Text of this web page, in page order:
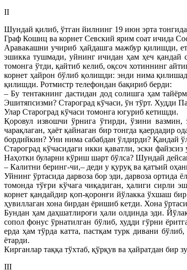
II
Шундай қилиб, ўтган йилнинг 19 июн эрта
Граф Кошиц ва корнет Севский ярим соат ичида
Аравакашни учириб ҳайдашга мажбур қилишди,
эшикка тушмади, уйнинг ичидан ҳам ҳеч қандай
томонга ўтди, қайтиб келиб, оқсоч хотиннинг
корнет ҳайрон бўлиб қолишди: энди нима
қилишди. Ротмистр телефондан бақириб берди:
– Бу тентакнинг дастидан дод солишга ҳам
Эшитяпсизми? Староград кўчаси, ўн тўрт. Худди
Улар Староград кўчаси томонга югуриб кетишди.
Қоровул извошчи ўрнига ўтирди, ўзини вазмин,
чарақлаган, ҳаёт қайнаган бир тонгда
бордийкин? Уни нима сабабдан ўлдирди? Қандай
Староград кўчасидаги икки қаватли, эски
Наҳотки буларни кўриш шарт бўлса? Шундай
– Калитни беринг-чи,– деди у қуруқ ва қатъий
Уйнинг ўртасида дарвоза бор эди, дарвоза ортида
томонда тўғри кўчага чиқадиган, ҳалиги сирли
корнет қандайдир қоп-қоронғи йўлакка ўхшаш
ҳувиллаган хона бирдан ёришиб кетди. Хона
Бундан ҳам даҳшатлироғи ҳали олдинда эди.
сопол фонус ўрнатилган бўлиб, худди гўрни
ерда ҳам тўрда катта, пастқам турк дивани
ётарди.
Кирганлар таққа тўхтаб, қўрқув ва ҳайратдан бир
III